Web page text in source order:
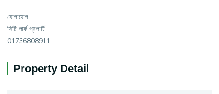
যোগাযোগ:
সিটি পার্ক প্রপার্টি
01736808911
Property Detail